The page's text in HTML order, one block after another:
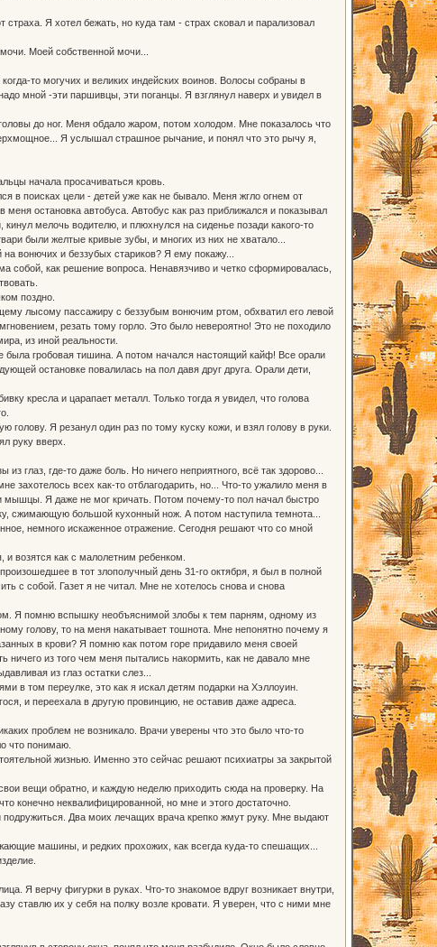
страха. Я хотел бежать, но куда там - страх сковал и парализовал
Моей собственной мочи...
то могучих и великих индейских воинов. Волосы собраны в
мной -эти паршивцы, эти поганцы. Я взглянул наверх и увидел в
до ног. Меня обдало жаром, потом холодом. Мне показалось что
Я услышал страшное рычание, и понял что это рычу я,
начала просачиваться кровь.
в поисках цели - детей уже как не бывало. Меня жгло огнем от
остановка автобуса. Автобус как раз приближался и показывал
мелочь водителю, и плюхнулся на сиденье позади какого-то
были желтые кривые зубы, и многих из них не хватало...
вонючих и беззубых стариков? Я ему покажу...
собой, как решение вопроса. Ненавязчиво и четко сформировалась,
поздно.
лысому пассажиру с беззубым вонючим ртом, обхватил его левой
резать тому горло. Это было невероятно! Это не походило
из иной реальности.
была гробовая тишина. А потом начался настоящий кайф! Все орали
остановке повалилась на пол давя друг друга. Орали дети,
кресла и царапает металл. Только тогда я увидел, что голова
Я резанул один раз по тому куску кожи, и взял голову в руки.
руку вверх.
глаз, где-то даже боль. Но ничего неприятного, всё так здорово...
захотелось всех как-то отблагодарить, но... Что-то ужалило меня в
мышцы. Я даже не мог кричать. Потом почему-то пол начал быстро
сжимающую большой кухонный нож. А потом наступила темнота...
немного искаженное отражение. Сегодня решают что со мной
возятся как с малолетним ребенком.
в тот злополучный день 31-го октября, я был в полной
с собой. Газет я не читал. Мне не хотелось снова и снова
Я помню вспышку необъяснимой злобы к тем парням, одному из
голову, то на меня накатывает тошнота. Мне непонятно почему я
в крови? Я помню как потом горе придавило меня своей
ничего из того чем меня пытались накормить, как не давало мне
из глаз остатки слез...
в том переулке, это как я искал детям подарки на Хэллоуин.
и переехала в другую провинцию, не оставив даже адреса.
проблем не возникало. Врачи уверены что это было что-то
что понимаю.
жизнью. Именно это сейчас решают психиатры за закрытой
вещи обратно, и каждую неделю приходить сюда на проверку. На
конечно неквалифицированной, но мне и этого достаточно.
Два моих лечащих врача крепко жмут руку. Мне выдают
машины, и редких прохожих, как всегда куда-то спешащих...
Я верчу фигурки в руках. Что-то знакомое вдруг возникает внутри,
ставлю их у себя на полку возле кровати. Я уверен, что с ними мне